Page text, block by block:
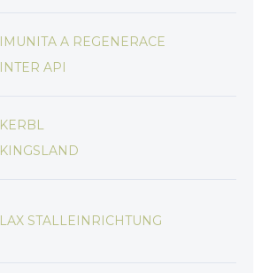
IMUNITA A REGENERACE
INTER API
KERBL
KINGSLAND
LAX STALLEINRICHTUNG